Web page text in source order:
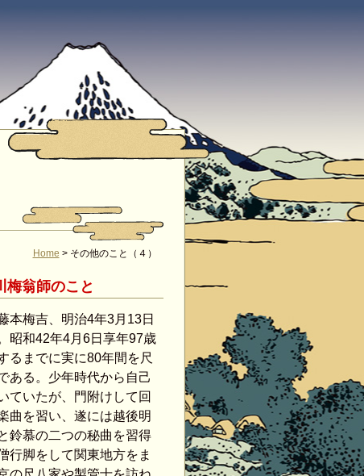
Home > その他のこと（４）
梅翁師のこと
本梅吉、明治4年3月13日
昭和42年4月6日享年97歳
るまでに実に80年間を尺
ある。少年時代から自己
ていたが、門附けして回
曲を習い、遂には越後明
鈴慕の二つの秘曲を習得
行脚をして関東地方をま